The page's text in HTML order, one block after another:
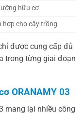
hữu cơ
hợp cho cây trồng
được cung cấp đủ
trong từng giai đoạn
ORANAMY 03
mang lại nhiều công